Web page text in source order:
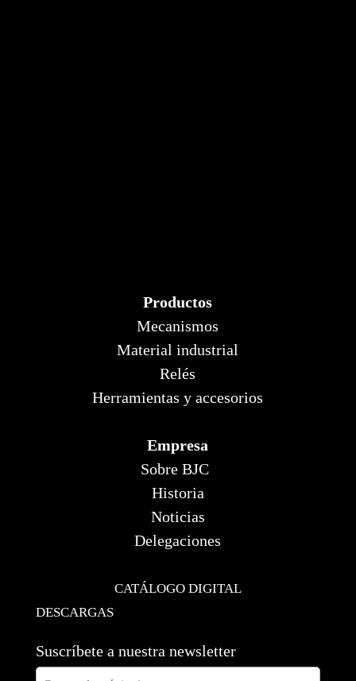
Productos
Mecanismos
Material industrial
Relés
Herramientas y accesorios
Empresa
Sobre BJC
Historia
Noticias
Delegaciones
CATÁLOGO DIGITAL
DESCARGAS
Suscríbete a nuestra newsletter